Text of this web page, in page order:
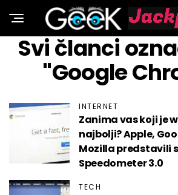
GeeK.hr
Svi članci
"Google
INTERNET
Zanima vas koji je
najbolji? Apple,
Mozilla predstavili
Speedometer 3.0
TECH